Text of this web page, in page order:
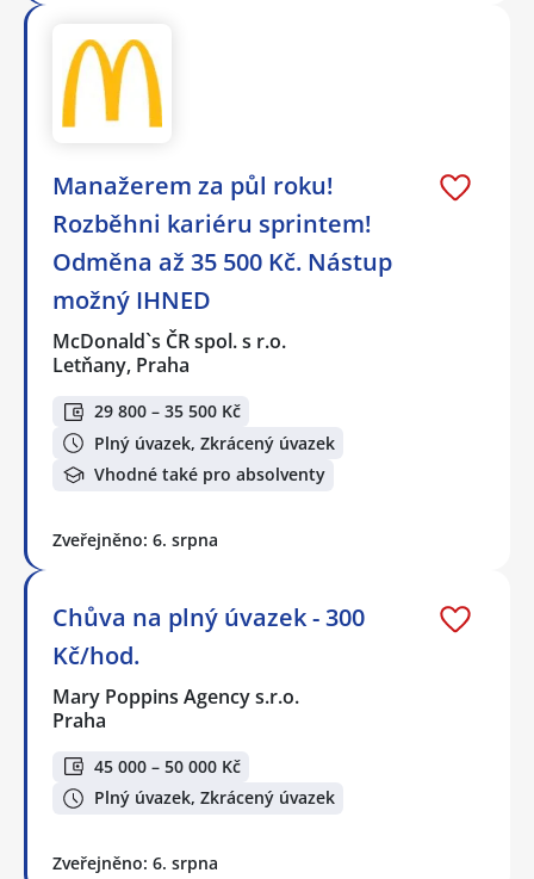
Manažerem za půl roku!
Rozběhni kariéru sprintem!
Odměna až 35 500 Kč. Nástup
možný IHNED
McDonald`s ČR spol. s r.o.
Letňany, Praha
29 800 – 35 500 Kč
Plný úvazek, Zkrácený úvazek
Vhodné také pro absolventy
Zveřejněno: 6. srpna
Chůva na plný úvazek - 300
Kč/hod.
Mary Poppins Agency s.r.o.
Praha
45 000 – 50 000 Kč
Plný úvazek, Zkrácený úvazek
Zveřejněno: 6. srpna